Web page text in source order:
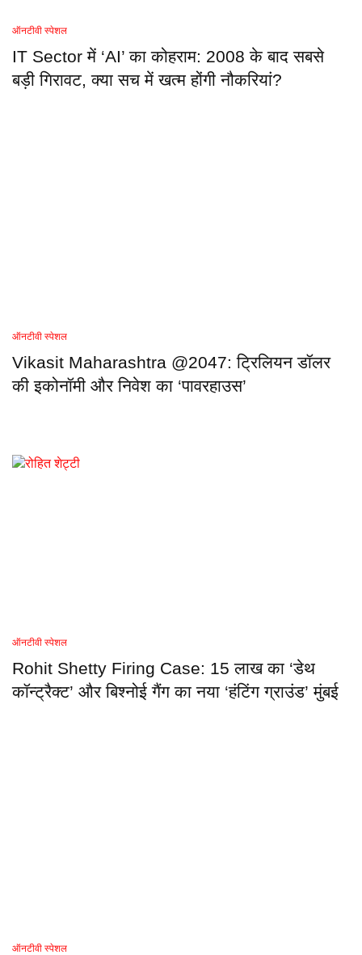
ऑनटीवी स्पेशल
IT Sector में ‘AI’ का कोहराम: 2008 के बाद सबसे
बड़ी गिरावट, क्या सच में खत्म होंगी नौकरियां?
ऑनटीवी स्पेशल
Vikasit Maharashtra @2047: ट्रिलियन डॉलर
की इकोनॉमी और निवेश का ‘पावरहाउस’
ऑनटीवी स्पेशल
Rohit Shetty Firing Case: 15 लाख का ‘डेथ
कॉन्ट्रैक्ट’ और बिश्नोई गैंग का नया ‘हंटिंग ग्राउंड’ मुंबई
ऑनटीवी स्पेशल